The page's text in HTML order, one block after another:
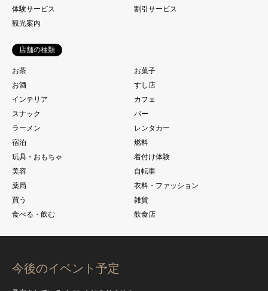
体験サービス
割引サービス
観光案内
店舗の種類
お茶
お菓子
お酒
すし店
インテリア
カフェ
スナック
バー
ラーメン
レンタカー
宿泊
燃料
玩具・おもちゃ
着付け体験
美容
自転車
薬局
衣料・ファッション
買う
雑貨
食べる・飲む
飲食店
今後のイベント予定